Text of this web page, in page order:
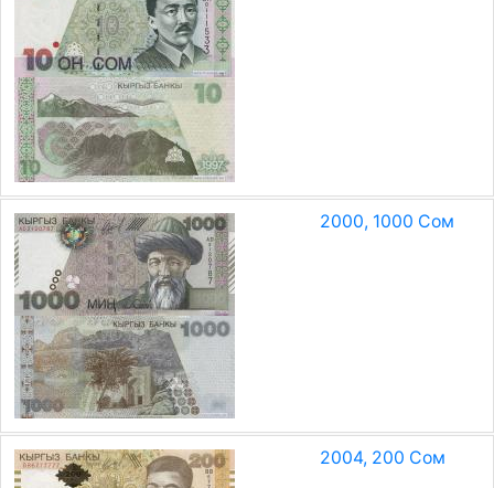
2000, 1000 Сом
2004, 200 Сом